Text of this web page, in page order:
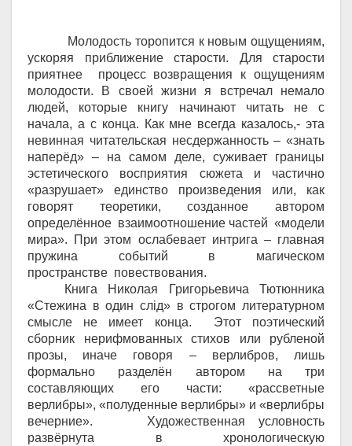
Молодость торопится к новым ощущениям,
ускоряя приближение старости. Для старости
приятнее процесс возвращения к ощущениям
молодости. В своей жизни я встречал немало
людей, которые книгу начинают читать не с
начала, а с конца. Как мне всегда казалось,- эта
невинная читательская несдержанность– «знать
наперёд» – на самом деле, суживает границы
эстетического восприятия сюжета и частично
«разрушает» единство произведения или, как
говорят теоретики, созданное автором
определённое взаимоотношение частей «модели
мира». При этом ослабевает интрига –главная
пружина событий в магическом
пространстве повествования.
Книга Николая Григорьевича Тютюнника
«Стежина в один слiд» в строгом литературном
смысле не имеет конца. Этот поэтический
сборник нерифмованных стихов или рубленой
прозы, иначе говоря – верлибров, лишь
формально разделён автором на три
составляющих его части: «рассветные
верлибры», «полуденные верлибры» и «верлибры
вечерние». Художественная условность
развёрнута в хронологическую